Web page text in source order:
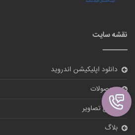
نقشه سایت
دانلود اپلیکیشن اندروید
محصولات
گالری تصاویر
بلاگ